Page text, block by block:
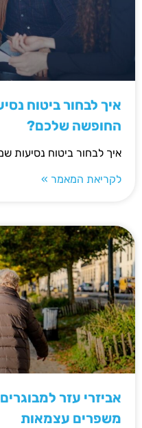
איך לבחור ביטוח
החופשה שלכם?
איך לבחור ביטוח נסיעות
לקריאת המאמר »
אביזרי עזר
משפרים עצמאות